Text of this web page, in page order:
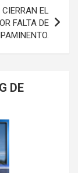
EL
FALTA DE
DE